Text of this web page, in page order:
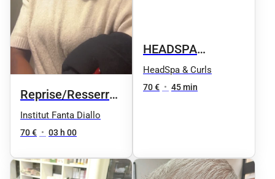
Reprise/Resserrage
entre 1 et 50 locks
Institut Fanta Diallo
70 € • 03 h 00
HEADSPA
cheveux locksé
HeadSpa & Curls
70 € • 45 min